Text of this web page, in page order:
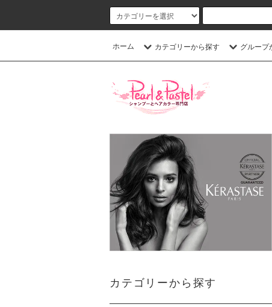
ホーム カテゴリーから探す グループ
カテゴリーから探す